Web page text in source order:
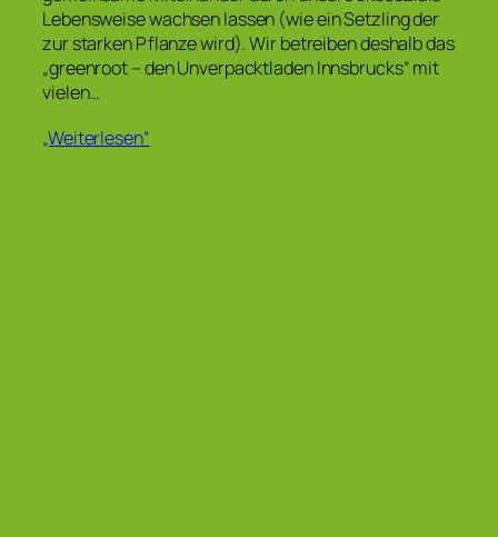
Lebensweise wachsen lassen (wie ein Setzling der
zur starken Pflanze wird). Wir betreiben deshalb das
„greenroot – den Unverpacktladen Innsbrucks“ mit
vielen…
„Weiterlesen“